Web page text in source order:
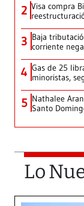
2 Visa compra
3 Baja
corriente
4 Gas de 25
minoristas,
5 Nathalee
Santo
Lo